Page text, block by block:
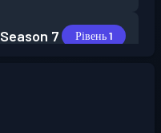
Season 7 Рівень 1